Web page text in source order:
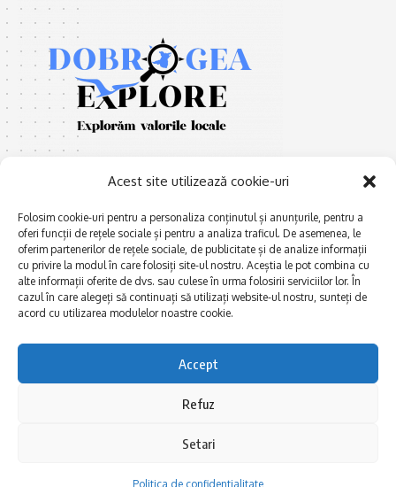
Acest site utilizează cookie-uri
Folosim cookie-uri pentru a personaliza conținutul și anunțurile, pentru a
oferi funcții de rețele sociale și pentru a analiza traficul. De asemenea, le
oferim partenerilor de rețele sociale, de publicitate și de analize informații
cu privire la modul în care folosiți site-ul nostru. Aceștia le pot combina cu
alte informații oferite de dvs. sau culese în urma folosirii serviciilor lor. În
cazul în care alegeți să continuați să utilizați website-ul nostru, sunteți de
acord cu utilizarea modulelor noastre cookie.
Accept
Refuz
Setari
Politica de confidentialitate
E xplorăm Dobrogea,
Explorăm valorile locale:
Deltă, Litoral, cele mai mari
lacuri, cele mai vechi orașe,
multe etnii, CELE MAI
Haideți în călătorie cu noi!
Afaceri și meșteșuguri
Actualitate
Dobrogea PE BUNE
Politica de confidentialitate